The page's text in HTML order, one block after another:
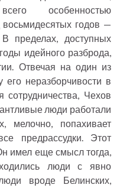
особенностью
восьмидесятых годов —
пределах, доступных
идейного разброда,
Отвечая на один из
неразборчивости в
Чехов
люди работали
мелочно, попахивает
предрассудки. Этот
имел еще смысл тогда,
люди с явно
вроде Белинских,